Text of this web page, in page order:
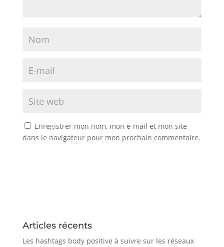
Enregistrer mon nom, mon e-mail et mon site
dans le navigateur pour mon prochain commentaire.
Articles récents
Les hashtags body positive à suivre sur les réseaux